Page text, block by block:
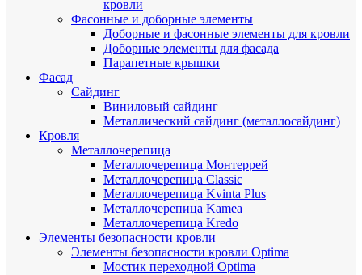
кровли
Фасонные и доборные элементы
Доборные и фасонные элементы для кровли
Доборные элементы для фасада
Парапетные крышки
Фасад
Сайдинг
Виниловый сайдинг
Металлический сайдинг (металлосайдинг)
Кровля
Металлочерепица
Металлочерепица Монтеррей
Металлочерепица Classic
Металлочерепица Kvinta Plus
Металлочерепица Kamea
Металлочерепица Kredo
Элементы безопасности кровли
Элементы безопасности кровли Optima
Мостик переходной Optima